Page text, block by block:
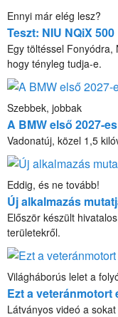
Ennyi már elég lesz?
Teszt: NIU NQiX 500
Egy töltéssel Fonyódra,
hogy tényleg tudja-e.
Szebbek, jobbak
A BMW első 2027-
Vadonatúj, közel 1,5
Eddig, és ne tovább!
Új alkalmazás
Először készült
területekről.
Világháborús lelet a
Ezt a veteránmotort
Látványos videó a